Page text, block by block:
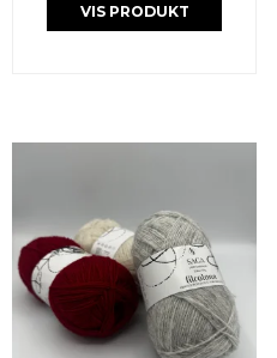
VIS PRODUKT